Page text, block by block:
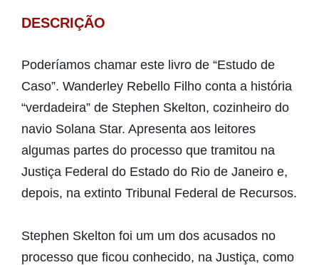
DESCRIÇÃO
Poderíamos chamar este livro de “Estudo de
Caso”. Wanderley Rebello Filho conta a história
“verdadeira” de Stephen Skelton, cozinheiro do
navio Solana Star. Apresenta aos leitores
algumas partes do processo que tramitou na
Justiça Federal do Estado do Rio de Janeiro e,
depois, na extinto Tribunal Federal de Recursos.
Stephen Skelton foi um um dos acusados no
processo que ficou conhecido, na Justiça, como